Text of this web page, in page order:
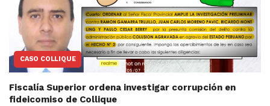
CASO COLLIQUE
Fiscalía Superior ordena investigar corrupción en
fideicomiso de Collique